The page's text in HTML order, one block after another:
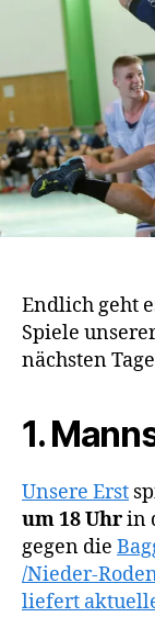
Endlich geht
Spiele
nächsten
1.
Unsere Erst
um 18 Uhrin
gegen die
/Nieder-
liefert